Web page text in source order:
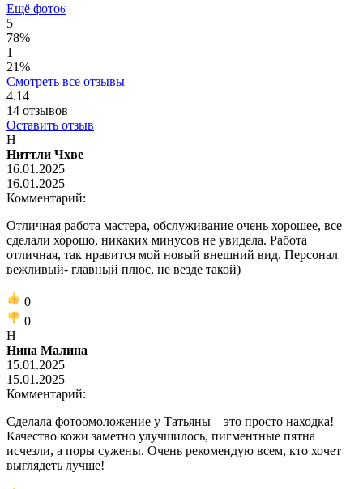
Ещё фото6
5
78%
1
21%
Смотреть все отзывы
4.14
14 отзывов
Оставить отзыв
Н
Ниттли Чхве
16.01.2025
16.01.2025
Комментарий:
Отличная работа мастера, обслуживание очень хорошее, все
сделали хорошо, никаких минусов не увидела. Работа
отличная, так нравится мой новый внешний вид. Персонал
вежливый- главный плюс, не везде такой)
0
0
Н
Нина Малина
15.01.2025
15.01.2025
Комментарий:
Сделала фотоомоложение у Татьяны – это просто находка!
Качество кожи заметно улучшилось, пигментные пятна
исчезли, а поры сужены. Очень рекомендую всем, кто хочет
выглядеть лучше!